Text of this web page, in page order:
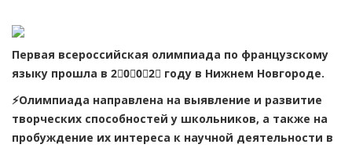
Первая всероссийская олимпиада по французскому
языку прошла в 2⃣0⃣0⃣2⃣ году в Нижнем Новгороде.
⚡Олимпиада направлена на выявление и развитие
творческих способностей у школьников, а также на
пробуждение их интереса к научной деятельности в